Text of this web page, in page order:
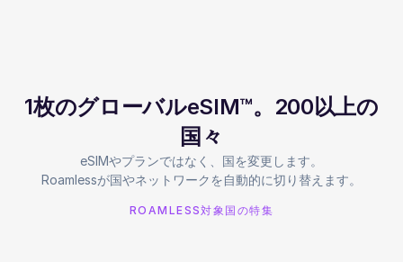
1枚のグローバルeSIM™。200以上の
国々
eSIMやプランではなく、国を変更します。
Roamlessが国やネットワークを自動的に切り替えます。
ROAMLESS対象国の特集